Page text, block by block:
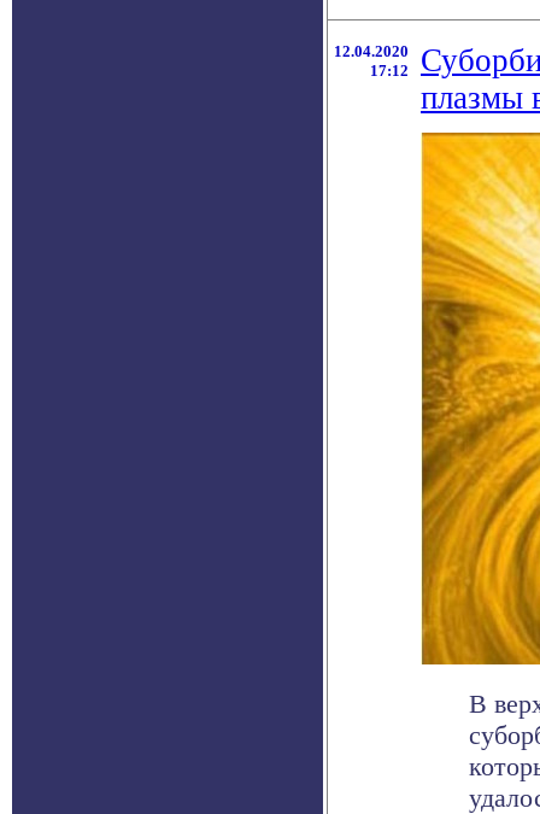
12.04.2020
17:12
плазмы
В